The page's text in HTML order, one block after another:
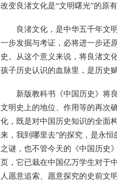
改变良渚文化是“文明曙光”的原
良渚文化，是中华五千年文明
一步发掘与考证，必将进一步还
史。从这个意义来说，将良渚文
孩子历史认识的血脉里，是历史
新版教科书《中国历史》将良
文明史上的地位、作用等的再次
化，既是对中国历史知识的全面
来，我到哪里去”的探究，是永
之谜，也不管今天的《中国历史
页，它已栽在中国亿万学生对于
人愿意追索、愿意探究的史前文